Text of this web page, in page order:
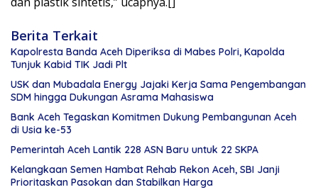
Berita Terkait
Kapolresta Banda Aceh Diperiksa di Mabes Polri, Kapolda
Tunjuk Kabid TIK Jadi Plt
USK dan Mubadala Energy Jajaki Kerja Sama Pengembangan
SDM hingga Dukungan Asrama Mahasiswa
Bank Aceh Tegaskan Komitmen Dukung Pembangunan Aceh
di Usia ke-53
Pemerintah Aceh Lantik 228 ASN Baru untuk 22 SKPA
Kelangkaan Semen Hambat Rehab Rekon Aceh, SBI Janji
Prioritaskan Pasokan dan Stabilkan Harga